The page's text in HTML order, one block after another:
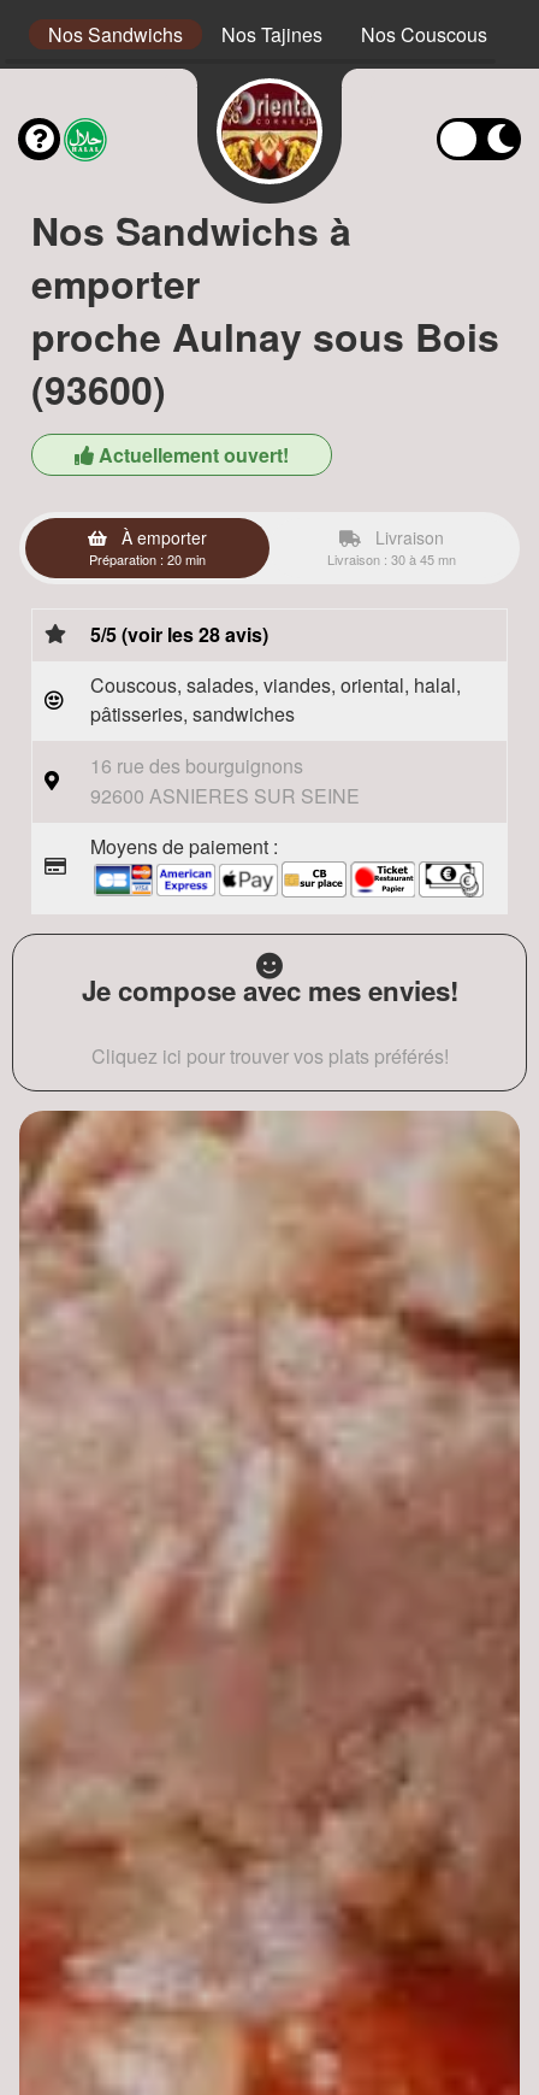
Nos Sandwichs Nos Tajines Nos Couscous
Nos Sandwichs à
emporter
proche Aulnay sous Bois
(93600)
Actuellement ouvert!
À emporter
Préparation : 20 min
Livraison
Livraison : 30 à 45 mn
5/5 (voir les 28 avis)
Couscous, salades, viandes, oriental, halal,
pâtisseries, sandwiches
16 rue des bourguignons
92600 ASNIERES SUR SEINE
Moyens de paiement :
Je compose avec mes envies!
Cliquez ici pour trouver vos plats préférés!